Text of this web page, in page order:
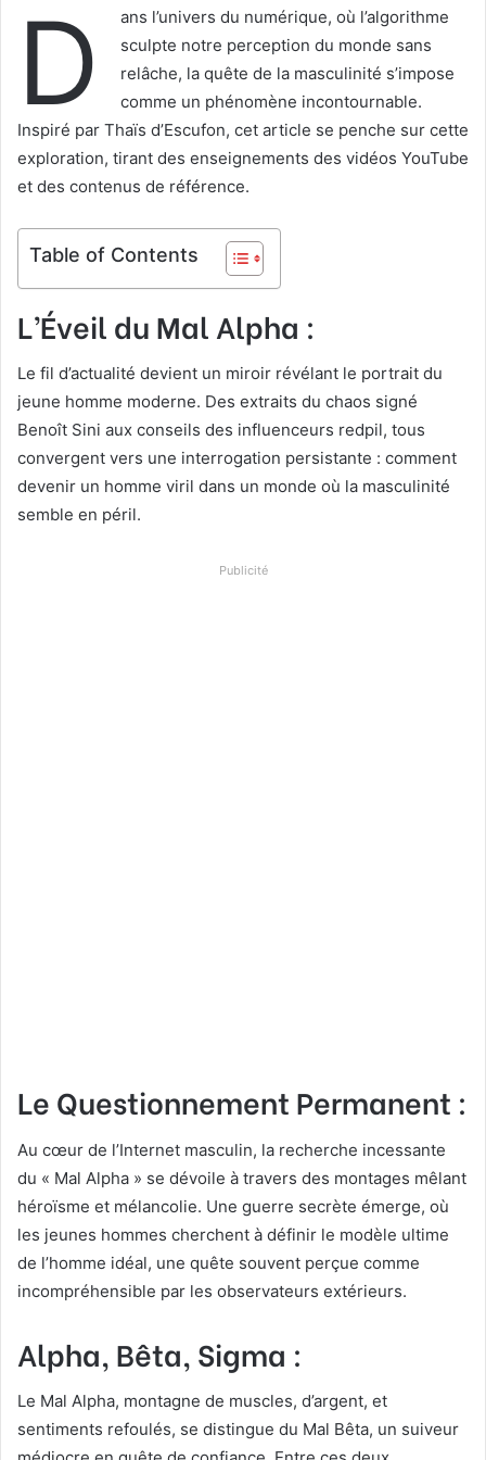
D
ans l’univers du numérique, où l’algorithme
sculpte notre perception du monde sans
relâche, la quête de la masculinité s’impose
comme un phénomène incontournable.
Inspiré par Thaïs d’Escufon, cet article se penche sur cette
exploration, tirant des enseignements des vidéos YouTube
et des contenus de référence.
Table of Contents
L’Éveil du Mal Alpha :
Le fil d’actualité devient un miroir révélant le portrait du
jeune homme moderne. Des extraits du chaos signé
Benoît Sini aux conseils des influenceurs redpil, tous
convergent vers une interrogation persistante : comment
devenir un homme viril dans un monde où la masculinité
semble en péril.
Publicité
Le Questionnement Permanent :
Au cœur de l’Internet masculin, la recherche incessante
du « Mal Alpha » se dévoile à travers des montages mêlant
héroïsme et mélancolie. Une guerre secrète émerge, où
les jeunes hommes cherchent à définir le modèle ultime
de l’homme idéal, une quête souvent perçue comme
incompréhensible par les observateurs extérieurs.
Alpha, Bêta, Sigma :
Le Mal Alpha, montagne de muscles, d’argent, et
sentiments refoulés, se distingue du Mal Bêta, un suiveur